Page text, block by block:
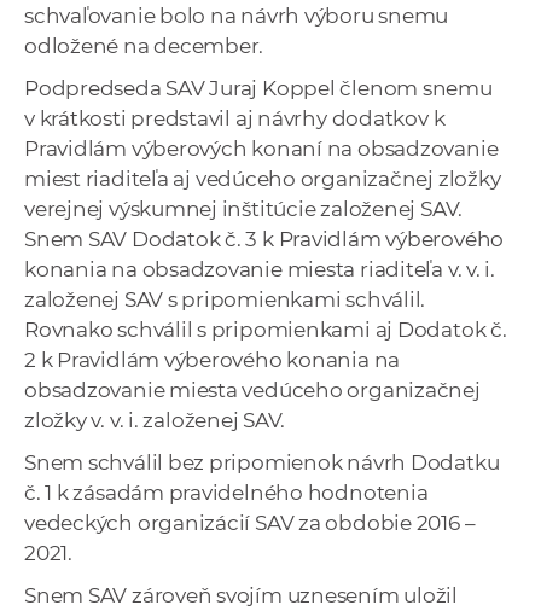
schvaľovanie bolo na návrh výboru snemu
odložené na december.
Podpredseda SAV Juraj Koppel členom snemu
v krátkosti predstavil aj návrhy dodatkov k
Pravidlám výberových konaní na obsadzovanie
miest riaditeľa aj vedúceho organizačnej zložky
verejnej výskumnej inštitúcie založenej SAV.
Snem SAV Dodatok č. 3 k Pravidlám výberového
konania na obsadzovanie miesta riaditeľa v. v. i.
založenej SAV s pripomienkami schválil.
Rovnako schválil s pripomienkami aj Dodatok č.
2 k Pravidlám výberového konania na
obsadzovanie miesta vedúceho organizačnej
zložky v. v. i. založenej SAV.
Snem schválil bez pripomienok návrh Dodatku
č. 1 k zásadám pravidelného hodnotenia
vedeckých organizácií SAV za obdobie 2016 –
2021.
Snem SAV zároveň svojím uznesením uložil